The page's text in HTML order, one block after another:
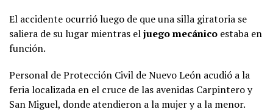
El accidente ocurrió luego de que una silla giratoria se
saliera de su lugar mientras eljuego mecánico estaba en
función.
Personal de Protección Civil de Nuevo León acudió a la
feria localizada en el cruce de las avenidas Carpintero y
San Miguel, donde atendieron a la mujer y a la menor.